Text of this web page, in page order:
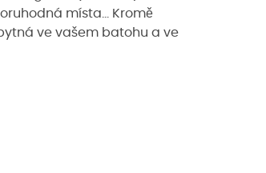
místa... Kromě
ve vašem batohu a ve